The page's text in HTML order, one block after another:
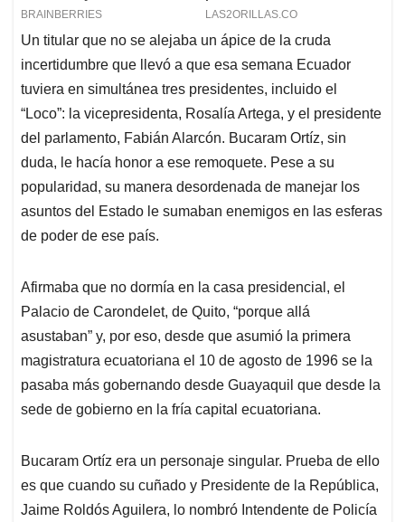
Un titular que no se alejaba un ápice de la cruda
incertidumbre que llevó a que esa semana Ecuador
tuviera en simultánea tres presidentes, incluido el
“Loco”: la vicepresidenta, Rosalía Artega, y el presidente
del parlamento, Fabián Alarcón. Bucaram Ortíz, sin
duda, le hacía honor a ese remoquete. Pese a su
popularidad, su manera desordenada de manejar los
asuntos del Estado le sumaban enemigos en las esferas
de poder de ese país.
Afirmaba que no dormía en la casa presidencial, el
Palacio de Carondelet, de Quito, “porque allá
asustaban” y, por eso, desde que asumió la primera
magistratura ecuatoriana el 10 de agosto de 1996 se la
pasaba más gobernando desde Guayaquil que desde la
sede de gobierno en la fría capital ecuatoriana.
Bucaram Ortíz era un personaje singular. Prueba de ello
es que cuando su cuñado y Presidente de la República,
Jaime Roldós Aguilera, lo nombró Intendente de Policía